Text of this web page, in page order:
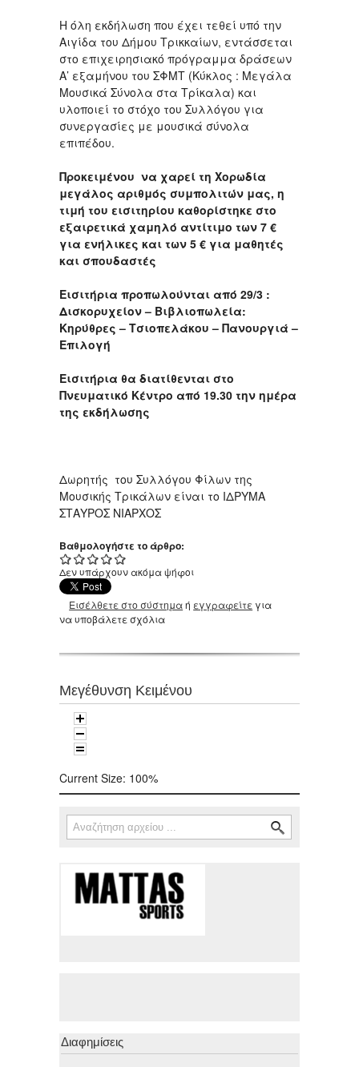
Η όλη εκδήλωση που έχει τεθεί υπό την
Αιγίδα του Δήμου Τρικκαίων, εντάσσεται
στο επιχειρησιακό πρόγραμμα δράσεων
Α’ εξαμήνου του ΣΦΜΤ (Κύκλος : Μεγάλα
Μουσικά Σύνολα στα Τρίκαλα) και
υλοποιεί το στόχο του Συλλόγου για
συνεργασίες με μουσικά σύνολα
επιπέδου.
Προκειμένου να χαρεί τη Χορωδία
μεγάλος αριθμός συμπολιτών μας, η
τιμή του εισιτηρίου καθορίστηκε στο
εξαιρετικά χαμηλό αντίτιμο των 7 €
για ενήλικες και των 5 € για μαθητές
και σπουδαστές
Εισιτήρια προπωλούνται από 29/3 :
Δισκορυχείον – Βιβλιοπωλεία:
Κηρύθρες – Τσιοπελάκου – Πανουργιά –
Επιλογή
Εισιτήρια θα διατίθενται στο
Πνευματικό Κέντρο από 19.30 την ημέρα
της εκδήλωσης
Δωρητής του Συλλόγου Φίλων της
Μουσικής Τρικάλων είναι το ΙΔΡΥΜΑ
ΣΤΑΥΡΟΣ ΝΙΑΡΧΟΣ
Βαθμολογήστε το άρθρο:
Δεν υπάρχουν ακόμα ψήφοι
Εισέλθετε στο σύστημαή εγγραφείτε για
να υποβάλετε σχόλια
Μεγέθυνση Κειμένου
Current Size: 100%
Φόρμα αναζήτησης
Αναζήτηση
Διαφημίσεις